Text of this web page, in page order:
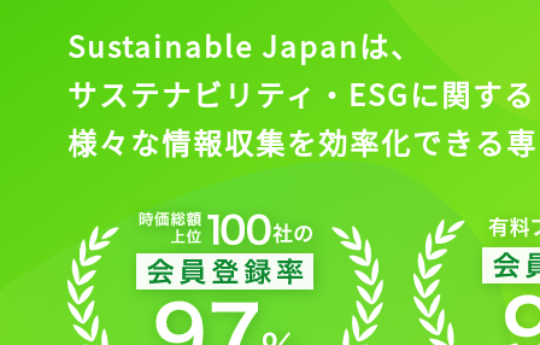
Sustainable Japanは、
サステナビリティ・ESGに関する
様々な情報収集を効率化できる